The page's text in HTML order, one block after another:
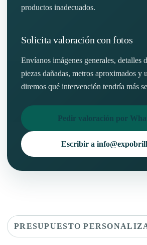
productos inadecuados.
Solicita valoración con fotos
Envíanos imágenes generales, detalles
piezas dañadas, metros aproximados y
diremos qué intervención tendría más
Pedir valoración por
Escribir a
PRESUPUESTO